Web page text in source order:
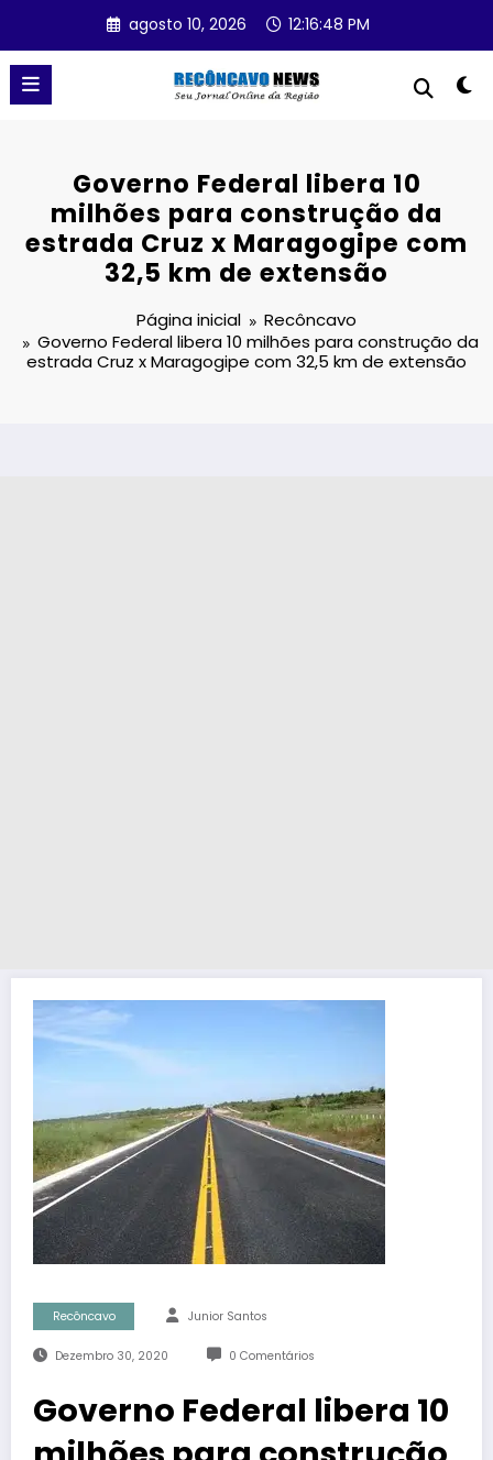
o
conteúdo
agosto 10, 2026 12:16:48 PM
Governo Federal libera 10
milhões para construção da
estrada Cruz x Maragogipe com
32,5 km de extensão
Página inicial
Recôncavo
Governo Federal libera 10 milhões para construção da
estrada Cruz x Maragogipe com 32,5 km de extensão
Recôncavo Junior Santos
Dezembro 30, 2020 0 Comentários
Governo Federal libera 10